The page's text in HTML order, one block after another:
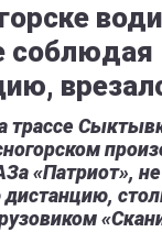
соблюдая
трассе
«Патриот»,